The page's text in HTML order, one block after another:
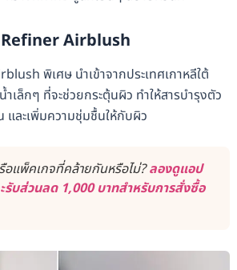
Airblush
พิเศษ นำเข้าจากประเทศเกาหลีใต้
ำเล็กๆ ที่จะช่วยกระตุ้นผิว ทำให้สารบำรุงตัว
และเพิ่มความชุ่มชื้นให้กับผิว
อแพ็คเกจที่คล้ายกันหรือไม่?ลองดูแอป
บส่วนลด 1,000 บาทสำหรับการสั่งซื้อ